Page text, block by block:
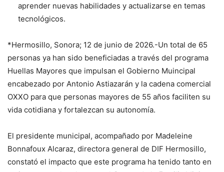
aprender nuevas habilidades y actualizarse en temas
tecnológicos.
*Hermosillo, Sonora; 12 de junio de 2026.-Un total de 65
personas ya han sido beneficiadas a través del programa
Huellas Mayores que impulsan el Gobierno Muincipal
encabezado por Antonio Astiazarán y la cadena comercial
OXXO para que personas mayores de 55 años faciliten su
vida cotidiana y fortalezcan su autonomía.
El presidente municipal, acompañado por Madeleine
Bonnafoux Alcaraz, directora general de DIF Hermosillo,
constató el impacto que este programa ha tenido tanto en